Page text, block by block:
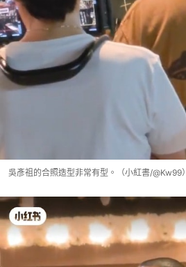
吳彥祖的合照造型非常有型。（小紅書/@Kw99）